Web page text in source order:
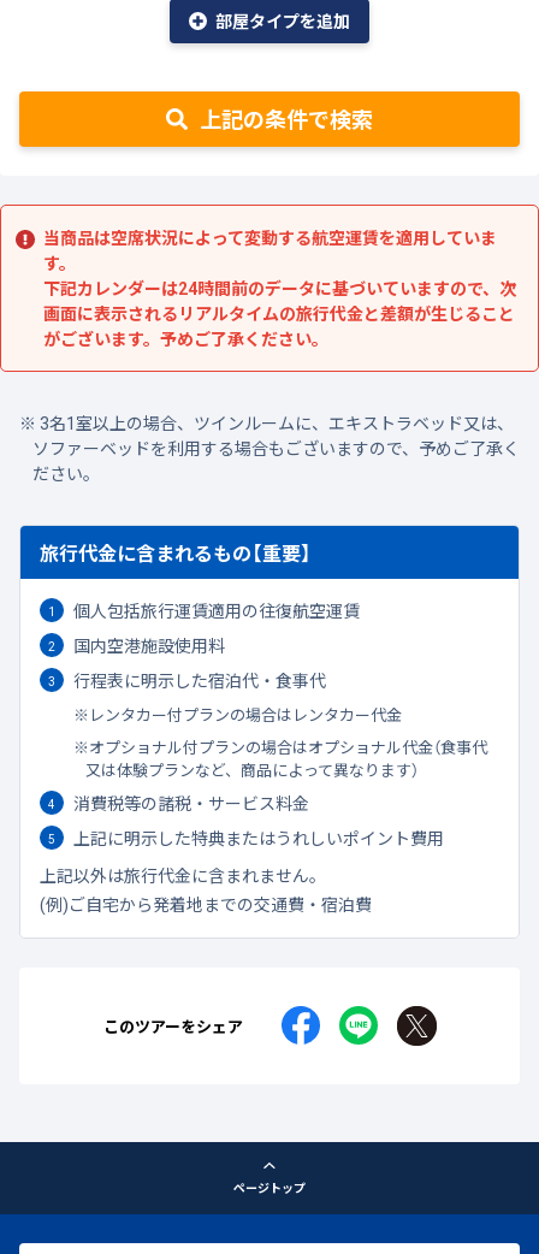
部屋タイプを追加
上記の条件で検索
当商品は空席状況によって変動する航空運賃を適用していま
す。
下記カレンダーは24時間前のデータに基づいていますので、次
画面に表示されるリアルタイムの旅行代金と差額が生じること
がございます。予めご了承ください。
3名1室以上の場合、ツインルームに、エキストラベッド又は、
ソファーベッドを利用する場合もございますので、予めご了承く
ださい。
旅行代金に含まれるもの【重要】
個人包括旅行運賃適用の往復航空運賃
国内空港施設使用料
行程表に明示した宿泊代・食事代
レンタカー付プランの場合はレンタカー代金
オプショナル付プランの場合はオプショナル代金（食事代
又は体験プランなど、商品によって異なります）
消費税等の諸税・サービス料金
上記に明示した特典またはうれしいポイント費用
上記以外は旅行代金に含まれません。
(例)ご自宅から発着地までの交通費・宿泊費
このツアーをシェア
ページトップ